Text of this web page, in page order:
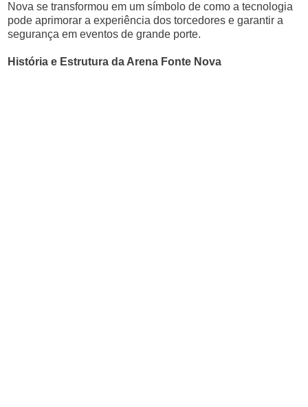
Nova se transformou em um símbolo de como a tecnologia
pode aprimorar a experiência dos torcedores e garantir a
segurança em eventos de grande porte.
História e Estrutura da Arena Fonte Nova